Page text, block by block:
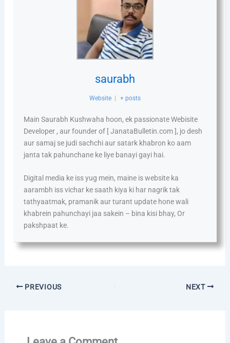
saurabh
Website | + posts
Main Saurabh Kushwaha hoon, ek passionate Webisite
Developer , aur founder of [ JanataBulletin.com ], jo desh
aur samaj se judi sachchi aur satark khabron ko aam
janta tak pahunchane ke liye banayi gayi hai.
Digital media ke iss yug mein, maine is website ka
aarambh iss vichar ke saath kiya ki har nagrik tak
tathyaatmak, pramanik aur turant update hone wali
khabrein pahunchayi jaa sakein – bina kisi bhay, Or
pakshpaat ke.
PREVIOUS NEXT